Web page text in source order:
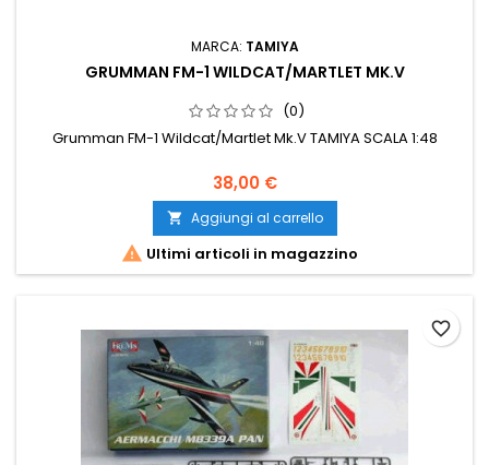
MARCA: TAMIYA
GRUMMAN FM-1 WILDCAT/MARTLET MK.V
(0)
Grumman FM-1 Wildcat/Martlet Mk.V TAMIYA SCALA 1:48
38,00 €
 Aggiungi al carrello
 Ultimi articoli in magazzino
favorite_border